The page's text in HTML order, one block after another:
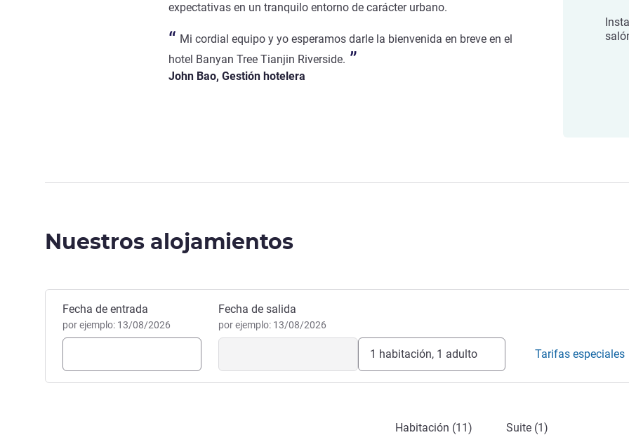
expectativas en un tranquilo entorno de carácter urbano.
Mi cordial equipo y yo esperamos darle la bienvenida en breve en el
hotel Banyan Tree Tianjin Riverside.
John Bao, Gestión hotelera
Nuestros alojamientos
Reservar este hotel
Fecha de entrada
por ejemplo: 13/08/2026
Fecha de salida
por ejemplo: 13/08/2026
1 habitación, 1 adulto Tarifas especiales
Habitación (11) Suite (1)